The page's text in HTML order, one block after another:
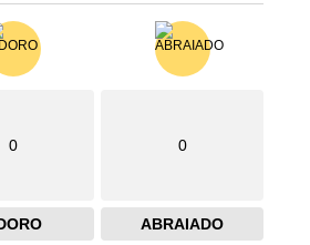
0 0
ABRAIADO